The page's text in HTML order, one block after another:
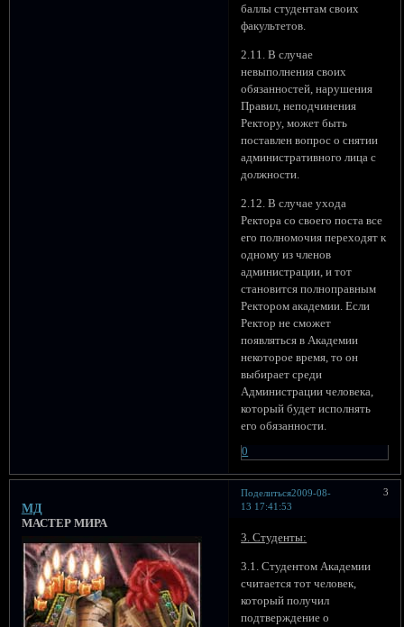
баллы студентам своих
факультетов.
2.11. В случае
невыполнения своих
обязанностей, нарушения
Правил, неподчинения
Ректору, может быть
поставлен вопрос о снятии
административного лица с
должности.
2.12. В случае ухода
Ректора со своего поста все
его полномочия переходят к
одному из членов
администрации, и тот
становится полноправным
Ректором академии. Если
Ректор не сможет
появляться в Академии
некоторое время, то он
выбирает среди
Администрации человека,
который будет исполнять
его обязанности.
0
Поделиться 3
2009-08-
13 17:41:53
МД
МАСТЕР МИРА
3. Студенты:
3.1. Студентом Академии
считается тот человек,
который получил
подтверждение о